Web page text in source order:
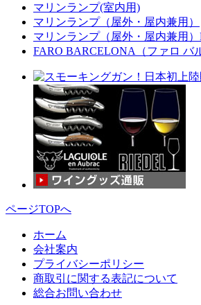
マリンランプ(室内用)
マリンランプ（屋外・屋内兼用）
マリンランプ（屋外・屋内兼用
FARO BARCELONA（ファロ バ
ページTOPへ
ホーム
会社案内
プライバシーポリシー
商取引に関する表記について
総合お問い合わせ